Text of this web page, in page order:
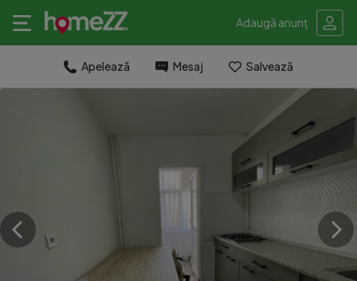
Adaugă anunț
Apelează Mesaj Salvează